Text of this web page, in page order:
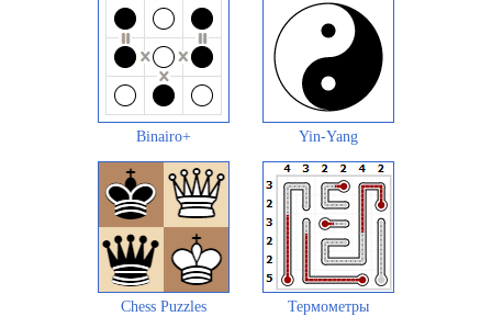
Binairo+ Yin-Yang
Chess Puzzles Термометры